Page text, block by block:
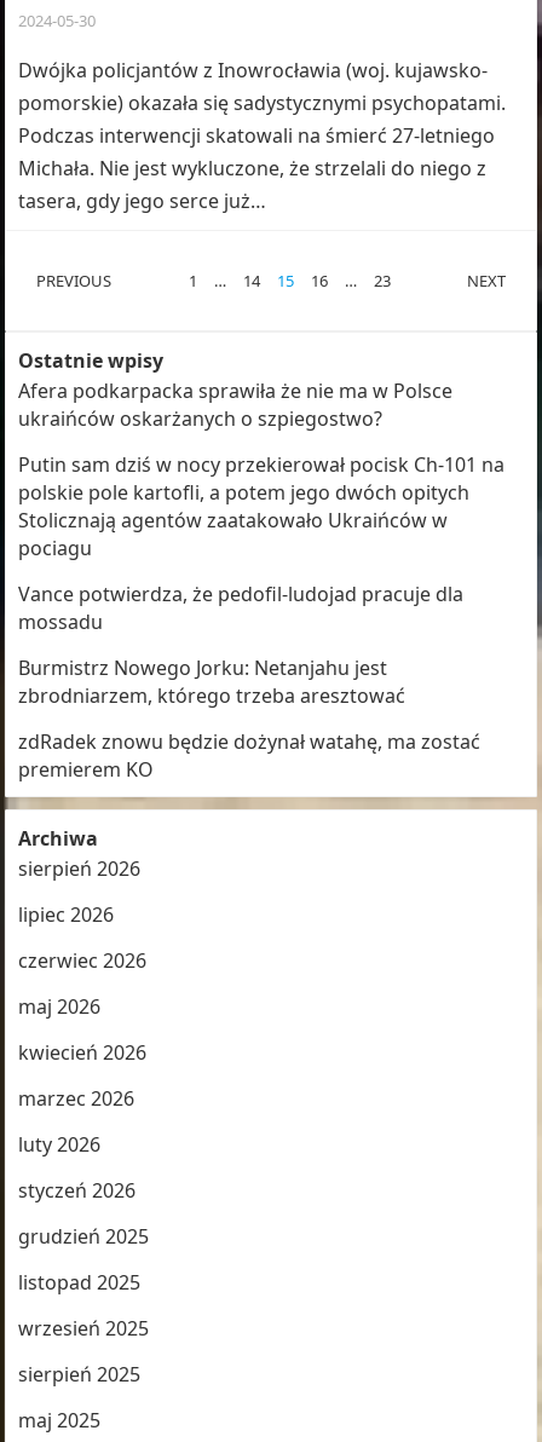
2024-05-30
Dwójka policjantów z Inowrocławia (woj. kujawsko-
pomorskie) okazała się sadystycznymi psychopatami.
Podczas interwencji skatowali na śmierć 27-letniego
Michała. Nie jest wykluczone, że strzelali do niego z
tasera, gdy jego serce już…
STRONICOWANIE
PREVIOUS 1 … 14 15 16 … 23 NEXT
Ostatnie wpisy
Afera podkarpacka sprawiła że nie ma w Polsce
ukraińców oskarżanych o szpiegostwo?
Putin sam dziś w nocy przekierował pocisk Ch-101 na
polskie pole kartofli, a potem jego dwóch opitych
Stolicznają agentów zaatakowało Ukraińców w
pociagu
Vance potwierdza, że pedofil-ludojad pracuje dla
mossadu
Burmistrz Nowego Jorku: Netanjahu jest
zbrodniarzem, którego trzeba aresztować
zdRadek znowu będzie dożynał watahę, ma zostać
premierem KO
Archiwa
sierpień 2026
lipiec 2026
czerwiec 2026
maj 2026
kwiecień 2026
marzec 2026
luty 2026
styczeń 2026
grudzień 2025
listopad 2025
wrzesień 2025
sierpień 2025
maj 2025